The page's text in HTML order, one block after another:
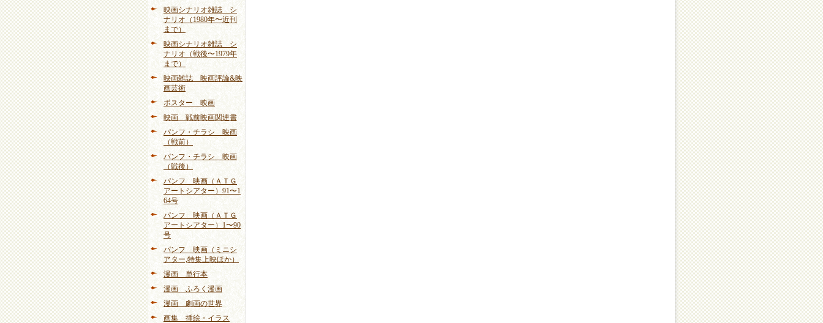
映画シナリオ雑誌 シ
ナリオ（1980年〜近刊
まで）
映画シナリオ雑誌 シ
ナリオ（戦後〜1979年
まで）
映画雑誌 映画評論&映
画芸術
ポスター 映画
映画 戦前映画関連書
パンフ・チラシ 映画
（戦前）
パンフ・チラシ 映画
（戦後）
パンフ 映画（ＡＴＧ
アートシアター）91〜1
64号
パンフ 映画（ＡＴＧ
アートシアター）1〜90
号
パンフ 映画（ミニシ
アター,特集上映ほか）
漫画 単行本
漫画 ふろく漫画
漫画 劇画の世界
画集 挿絵・イラス